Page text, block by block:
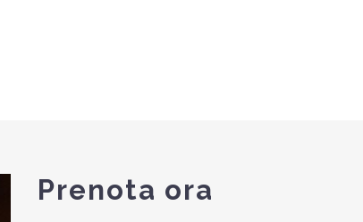
Prenota ora